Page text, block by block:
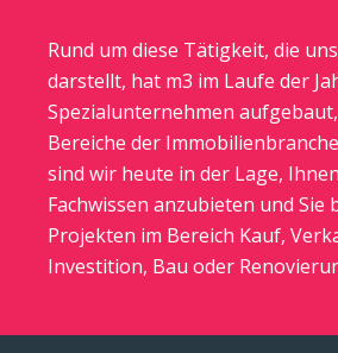
Rund um diese Tätigkeit, die
darstellt, hat m3 im Laufe der
Spezialunternehmen
Bereiche der
sind wir heute in der Lage,
Fachwissen anzubieten und Sie
Projekten im Bereich Kauf,
Investition, Bau oder